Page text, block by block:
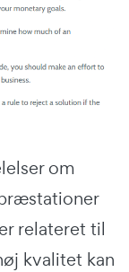
om
relateret til
kvalitet kan